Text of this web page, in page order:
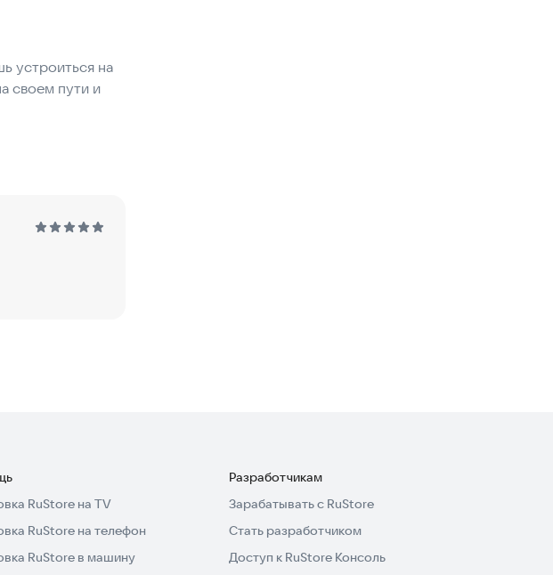
устроиться на
своем пути и
RuStore на TV
RuStore на телефон
RuStore в машину
Разработчикам
Зарабатывать с RuStore
Стать разработчиком
Доступ к RuStore Консоль